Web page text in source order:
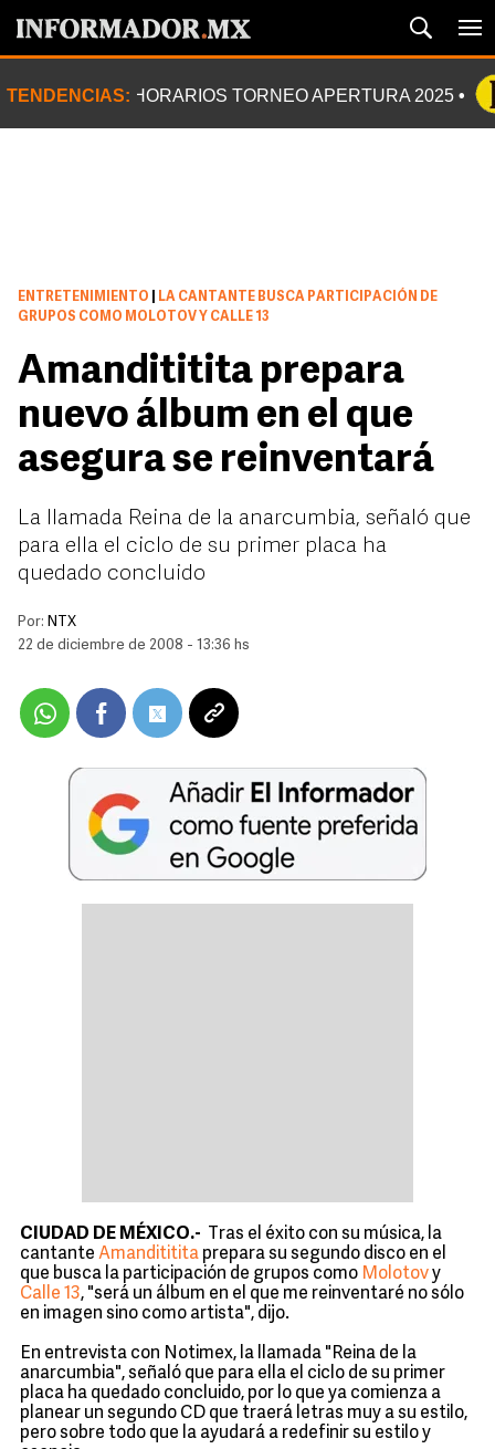
TENDENCIAS: HORARIOS TORNEO APERTURA 2025
ENTRETENIMIENTO
LA CANTANTE BUSCA PARTICIPACIÓN DE
GRUPOS COMO MOLOTOV Y CALLE 13
Amandititita prepara
nuevo álbum en el que
asegura se reinventará
La llamada Reina de la anarcumbia, señaló que
para ella el ciclo de su primer placa ha
quedado concluido
Por: NTX
22 de diciembre de 2008 - 13:36 hs
CIUDAD DE MÉXICO.- Tras el éxito con su música, la
cantante Amandititita prepara su segundo disco en el
que busca la participación de grupos como Molotovy
Calle 13, "será un álbum en el que me reinventaré no sólo
en imagen sino como artista", dijo.
En entrevista con Notimex, la llamada "Reina de la
anarcumbia", señaló que para ella el ciclo de su primer
placa ha quedado concluido, por lo que ya comienza a
planear un segundo CD que traerá letras muy a su estilo,
pero sobre todo que la ayudará a redefinir su estilo y